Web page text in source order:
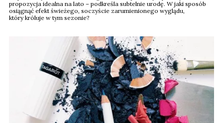
propozycja idealna na lato – podkreśla subtelnie urodę. W jaki sposób
osiągnąć efekt świeżego, soczyście zarumienionego wyglądu,
który króluje w tym sezonie?